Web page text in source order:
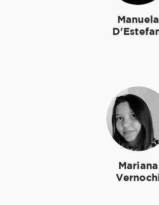
Manuela
D'Estefani
Mariana
Vernochi